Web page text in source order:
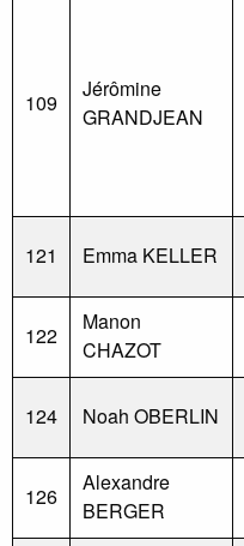
109
Jérômine
GRANDJEAN
121 Emma KELLER
122
Manon
CHAZOT
124 Noah OBERLIN
126
Alexandre
BERGER